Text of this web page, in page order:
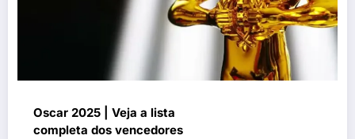
Oscar 2025 | Veja a lista
completa dos vencedores